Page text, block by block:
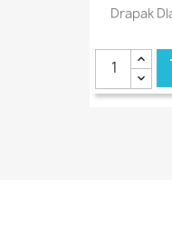
Drapak